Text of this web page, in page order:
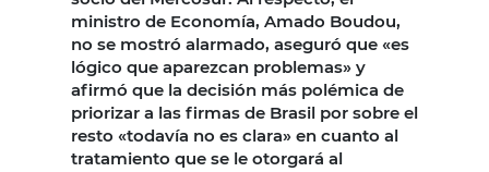
ministro de Economía, Amado Boudou,
no se mostró alarmado, aseguró que «es
lógico que aparezcan problemas» y
afirmó que la decisión más polémica de
priorizar a las firmas de Brasil por sobre el
resto «todavía no es clara» en cuanto al
tratamiento que se le otorgará al